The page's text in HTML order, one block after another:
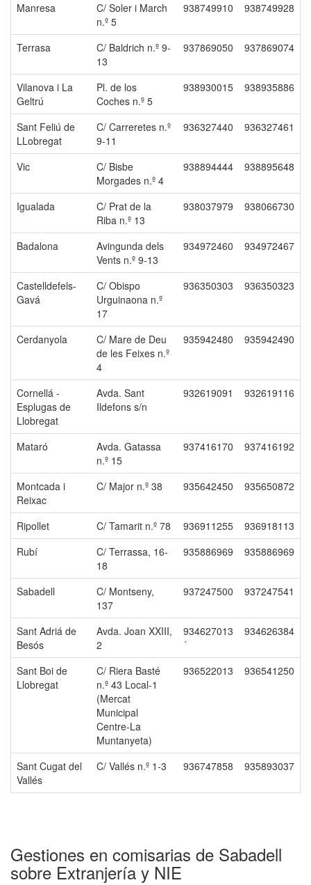
Manresa
C/ Soler i March
n.º 5
938749910 938749928
Terrasa
C/ Baldrich n.º 9-
13
937869050 937869074
Vilanova i La
Geltrú
Pl. de los
Coches n.º 5
938930015 938935886
Sant Feliú de
LLobregat
C/ Carreretes n.º
9-11
936327440 936327461
Vic
C/ Bisbe
Morgades n.º 4
938894444 938895648
Igualada
C/ Prat de la
Riba n.º 13
938037979 938066730
Badalona
Avingunda dels
Vents n.º 9-13
934972460 934972467
Castelldefels-
Gavá
C/ Obispo
Urguinaona n.º
17
936350303 936350323
Cerdanyola
C/ Mare de Deu
de les Feixes n.º
4
935942480 935942490
Cornellá -
Esplugas de
Llobregat
Avda. Sant
Ildefons s/n
932619091 932619116
Mataró
Avda. Gatassa
n.º 15
937416170 937416192
Montcada i
Reixac
C/ Major n.º 38 935642450 935650872
Ripollet C/ Tamarit n.º 78 936911255
936918113
Rubí
C/ Terrassa, 16-
18
935886969 935886969
Sabadell
C/ Montseny,
137
937247500 937247541
Sant Adriá de
Besós
Avda. Joan XXIII,
2
934627013
´
934626384
Sant Boi de
Llobregat
C/ Riera Basté
n.º 43 Local-1
(Mercat
Municipal
Centre-La
Muntanyeta)
936522013 936541250
Sant Cugat del
Vallés
C/ Vallés n.º 1-3 936747858 935893037
Gestiones en comisarias de Sabadell
sobre Extranjería y NIE